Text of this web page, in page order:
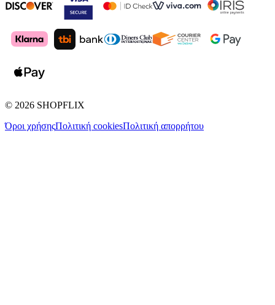
© 2026 SHOPFLIX
Όροι χρήσηςΠολιτική cookiesΠολιτική απορρήτου